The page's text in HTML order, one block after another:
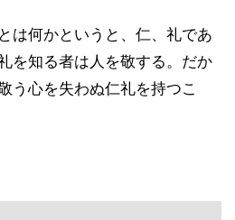
は何かというと、仁、礼であ
を知る者は人を敬する。だか
う心を失わぬ仁礼を持つこ